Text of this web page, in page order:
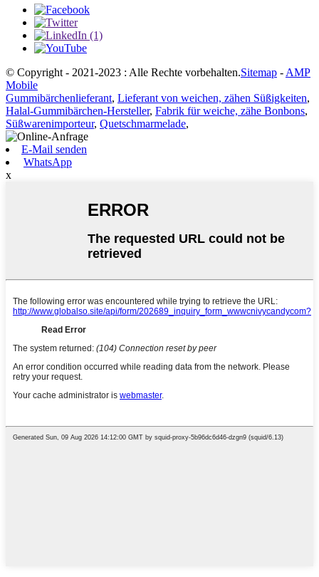
© Copyright - 2021-2023 : Alle Rechte vorbehalten.Sitemap - AMP
Mobile
Gummibärchenlieferant, Lieferant von weichen, zähen Süßigkeiten,
Halal-Gummibärchen-Hersteller, Fabrik für weiche, zähe Bonbons,
Süßwarenimporteur, Quetschmarmelade,
E-Mail senden
WhatsApp
x